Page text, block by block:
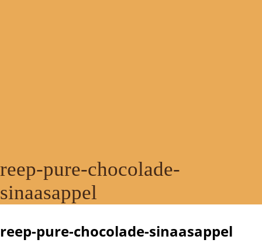
reep-pure-chocolade-
sinaasappel
reep-pure-chocolade-sinaasappel